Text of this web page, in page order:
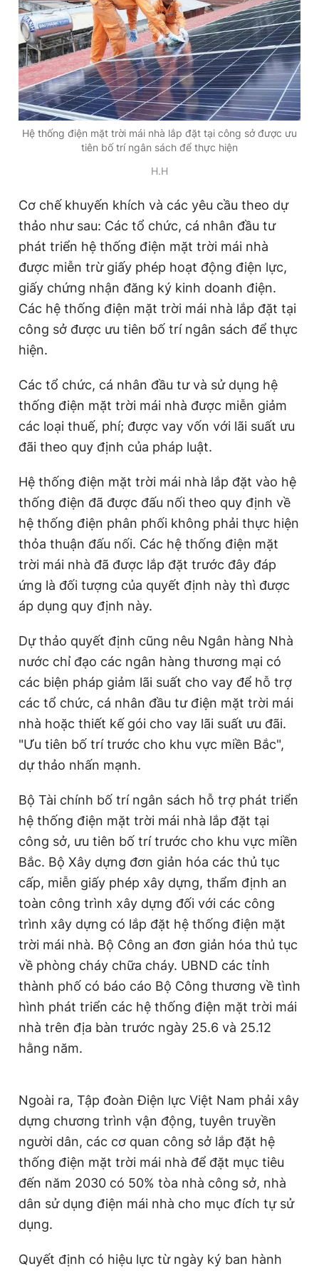
Giấy phép xuất bản số 110/GP - BTTTT cấp ngày 24.3.2020
© 2003-2026 Bản quyền thuộc về Báo Thanh Niên. Cấm sao
chép dưới mọi hình thức nếu không có sự chấp thuận bằng văn
bản. Phát triển bởi ePi Technologies, JSC.
Hệ thống điện mặt trời mái nhà lắp đặt tại công sở được ưu
tiên bố trí ngân sách để thực hiện
H.H
Cơ chế khuyến khích và các yêu cầu theo dự
thảo như sau: Các tổ chức, cá nhân đầu tư
phát triển hệ thống điện mặt trời mái nhà
được miễn trừ giấy phép hoạt động điện lực,
giấy chứng nhận đăng ký kinh doanh điện.
Các hệ thống điện mặt trời mái nhà lắp đặt tại
công sở được ưu tiên bố trí ngân sách để thực
hiện.
Các tổ chức, cá nhân đầu tư và sử dụng hệ
thống điện mặt trời mái nhà được miễn giảm
các loại thuế, phí; được vay vốn với lãi suất ưu
đãi theo quy định của pháp luật.
Hệ thống điện mặt trời mái nhà lắp đặt vào hệ
thống điện đã được đấu nối theo quy định về
hệ thống điện phân phối không phải thực hiện
thỏa thuận đấu nối. Các hệ thống điện mặt
trời mái nhà đã được lắp đặt trước đây đáp
ứng là đối tượng của quyết định này thì được
áp dụng quy định này.
Dự thảo quyết định cũng nêu Ngân hàng Nhà
nước chỉ đạo các ngân hàng thương mại có
các biện pháp giảm lãi suất cho vay để hỗ trợ
các tổ chức, cá nhân đầu tư điện mặt trời mái
nhà hoặc thiết kế gói cho vay lãi suất ưu đãi.
"Ưu tiên bố trí trước cho khu vực miền Bắc",
dự thảo nhấn mạnh.
Bộ Tài chính bố trí ngân sách hỗ trợ phát triển
hệ thống điện mặt trời mái nhà lắp đặt tại
công sở, ưu tiên bố trí trước cho khu vực miền
Bắc. Bộ Xây dựng đơn giản hóa các thủ tục
cấp, miễn giấy phép xây dựng, thẩm định an
toàn công trình xây dựng đối với các công
trình xây dựng có lắp đặt hệ thống điện mặt
trời mái nhà. Bộ Công an đơn giản hóa thủ tục
về phòng cháy chữa cháy. UBND các tỉnh
thành phố có báo cáo Bộ Công thương về tình
hình phát triển các hệ thống điện mặt trời mái
nhà trên địa bàn trước ngày 25.6 và 25.12
hằng năm.
Ngoài ra, Tập đoàn Điện lực Việt Nam phải xây
dựng chương trình vận động, tuyên truyền
người dân, các cơ quan công sở lắp đặt hệ
thống điện mặt trời mái nhà để đặt mục tiêu
đến năm 2030 có 50% tòa nhà công sở, nhà
dân sử dụng điện mái nhà cho mục đích tự sử
dụng.
Quyết định có hiệu lực từ ngày ký ban hành